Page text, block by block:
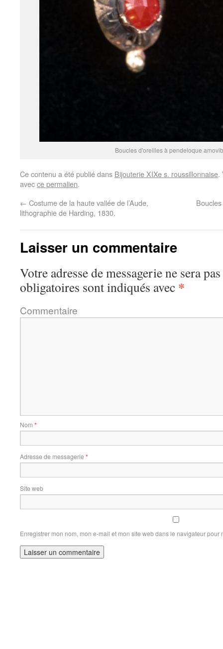
Boucles d'oreilles à pendeloque
Ce contenu a été publié dans Bijouterie XIXe s. roussillonnaise.
avecce permalien.
← Costume de la haute vallée de l’Aude,
lithographie de Harding, 1830.
Laisser un commentaire
Votre adresse de messagerie ne sera
obligatoires sont indiqués avec *
Commentaire
Nom *
Adresse de messagerie *
Site web
Enregistrer mon nom, mon e-mail et mon site web dans le navigateur pour